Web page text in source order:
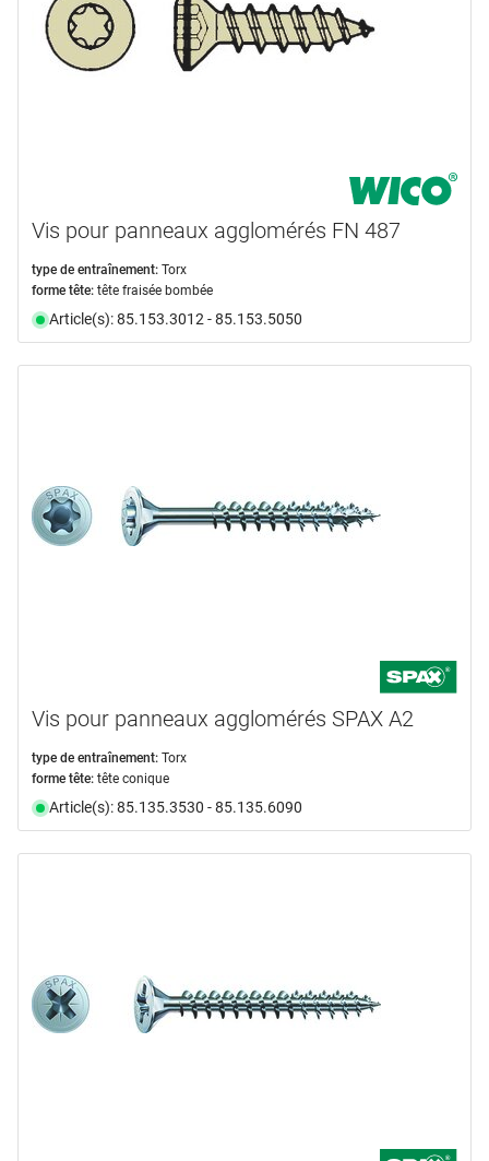
Vis pour panneaux agglomérés FN 487
type de entraînement: Torx
forme tête: tête fraisée bombée
Article(s): 85.153.3012 - 85.153.5050
Vis pour panneaux agglomérés SPAX A2
type de entraînement: Torx
forme tête: tête conique
Article(s): 85.135.3530 - 85.135.6090